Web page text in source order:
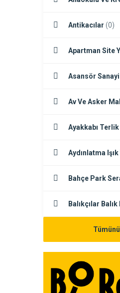
Antikacılar (0)
Apartman Site
Asansör Sanayi
Av Ve Asker
Ayakkabı
Aydınlatma
Bahçe Park
Balıkçılar